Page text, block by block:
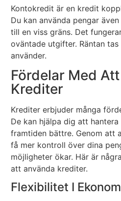
Kontokredit är en kredit
Du kan använda pengar
till en viss gräns. Det
oväntade utgifter. Räntan
använder.
Fördelar Med
Krediter
Krediter erbjuder många
De kan hjälpa dig att
framtiden bättre. Genom att
få mer kontroll över dina
möjligheter ökar. Här är
att använda krediter.
Flexibilitet I